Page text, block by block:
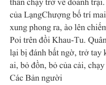
thân chạy trở về doanh
của LạngChượng bố trí
xung phong ra, ào lên
Poi trên đồi Khau-Tu.
lại bị đánh bất ngờ, trở
ai, bỏ đồn, bỏ của cải,
Các Bản người